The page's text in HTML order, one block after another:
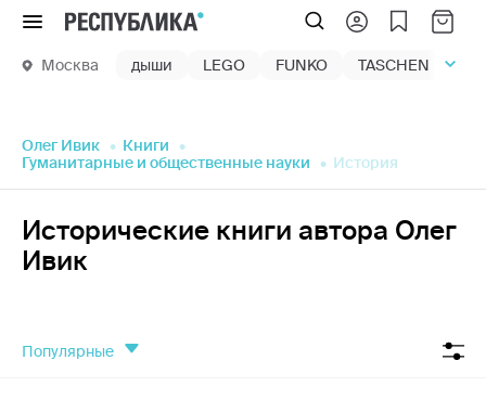
Меню
Москва дыши LEGO FUNKO TASCHEN
Олег Ивик
Книги
Гуманитарные и общественные науки
История
Исторические книги автора Олег
Ивик
популярные